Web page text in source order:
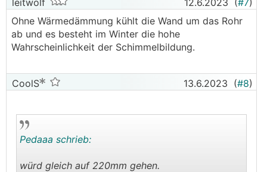
leitwolf 12.6.2023 (#7)
Ohne Wärmedämmung kühlt die Wand um das Rohr
ab und es besteht im Winter die hohe
Wahrscheinlichkeit der Schimmelbildung.
CoolS 13.6.2023 (#8)
Pedaaa schrieb:
würd gleich auf 220mm gehen.